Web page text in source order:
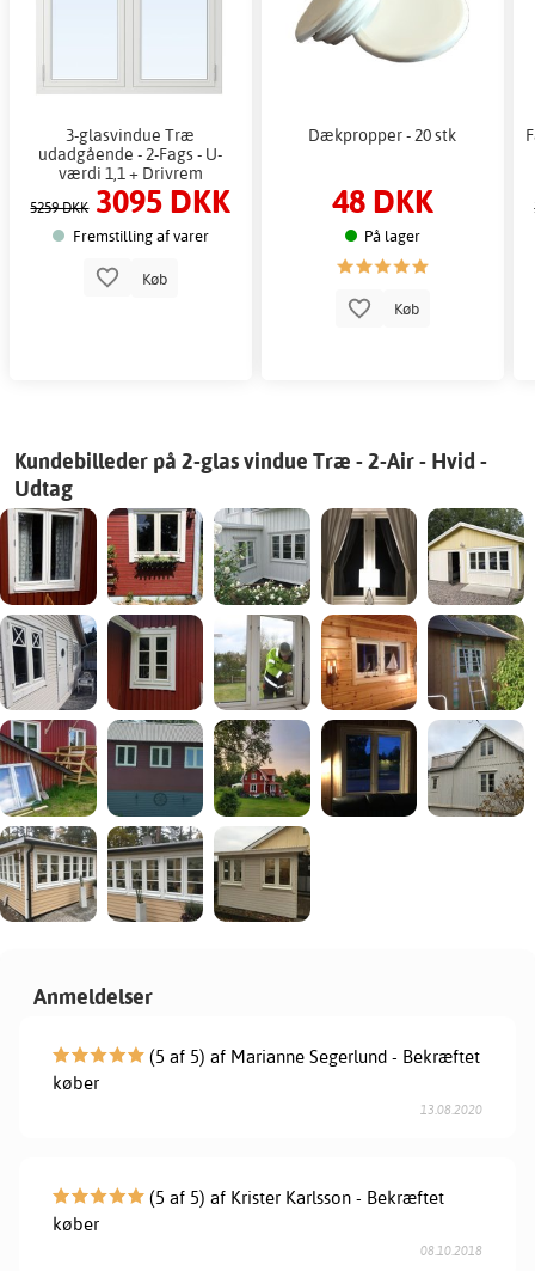
3-glasvindue Træ
udadgående - 2-Fags - U-
værdi 1,1 + Drivrem
5259 DKK 3095 DKK
Fremstilling af varer
Køb
Dækpropper - 20 stk
48 DKK
På lager
Køb
Kundebilleder på 2-glas vindue Træ - 2-Air - Hvid -
Udtag
Anmeldelser
(5 af 5) af Marianne Segerlund - Bekræftet
køber
13.08.2020
(5 af 5) af Krister Karlsson - Bekræftet
køber
08.10.2018